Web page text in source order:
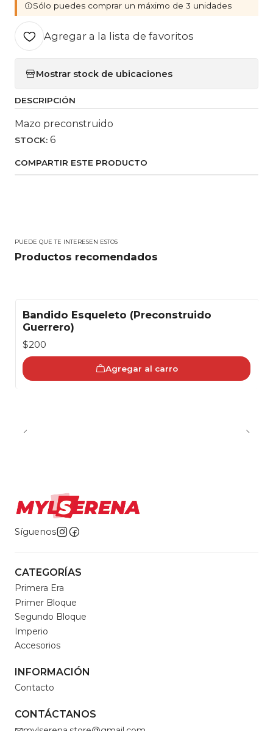
Sólo puedes comprar un máximo de 3 unidades
Agregar a la lista de favoritos
Mostrar stock de ubicaciones
DESCRIPCIÓN
Mazo preconstruido
STOCK: 6
COMPARTIR ESTE PRODUCTO
PUEDE QUE TE INTERESEN ESTOS
Productos recomendados
Bandido Esqueleto (Preconstruido
Guerrero)
$200
Agregar al carro
Síguenos
CATEGORÍAS
Primera Era
Primer Bloque
Segundo Bloque
Imperio
Accesorios
INFORMACIÓN
Contacto
CONTÁCTANOS